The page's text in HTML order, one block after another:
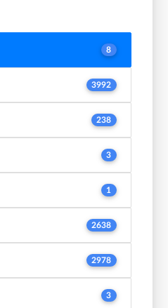
8
3992
238
3
1
2638
2978
3